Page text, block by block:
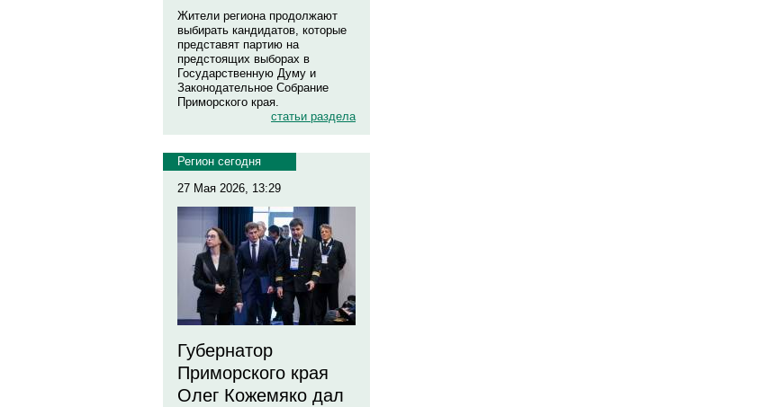
Жители региона продолжают
выбирать кандидатов, которые
представят партию на
предстоящих выборах в
Государственную Думу и
Законодательное Собрание
Приморского края.
статьи раздела
Регион сегодня
27 Мая 2026, 13:29
Губернатор
Приморского края
Олег Кожемяко дал